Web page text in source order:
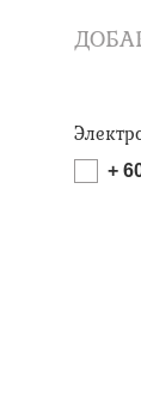
+